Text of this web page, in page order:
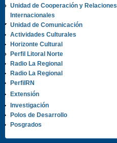
Unidad de Cooperación y Relaciones
Internacionales
Unidad de Comunicación
Actividades Culturales
Horizonte Cultural
Perfil Litoral Norte
Radio La Regional
Radio La Regional
PerfilRN
Extensión
Investigación
Polos de Desarrollo
Posgrados